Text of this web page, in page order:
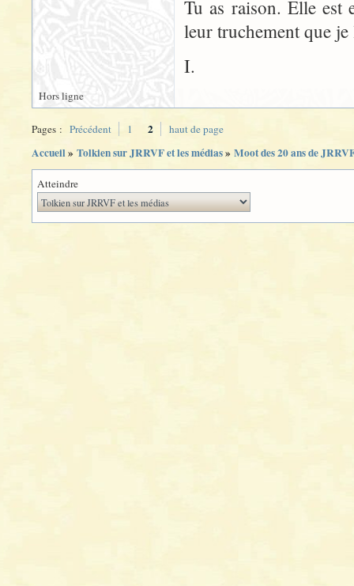
Tu as raison. Elle est
leur truchement que
I.
Hors ligne
Pages : Précédent 1 2 haut de page
Accueil» Tolkien sur JRRVF et les médias» Moot des 20 ans de
Atteindre